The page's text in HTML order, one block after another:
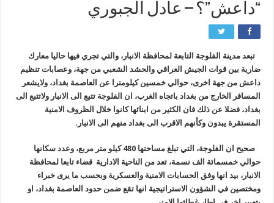
“داعش”؟ – عادل الجبوري
تبعد مدينة الفلوجة التابعة لمحافظة الانبار، والتي تجري فيها حاليا معارك
ضارية بين قوات الجيش العراقي والحشد الشعبي من جهة، وعصابات تنظيم
داعش من جهة اخرى، حوالي خمسين كيلومترا عن العاصمة بغداد، ولايشعر
المسافر الخارج من بغداد باتجاه الغرب، ان الفلوجة تتبع الى الانبار ولاتتبع الى
بغداد، فضلا عن ذلك فان الكثير من ابنائها كانوا خلال الظروف الامنية
المستقرة يبدون وكأنهم الاقرب الى بغداد منهم الى الانبار.
صحيح ان الفلوجة، التي تبلغ مساحتها 480 كيلو متر مربع، وعدد سكانها
حوالي خمسمائة الف نسمة، تعد من الناحية الادارية قضاء تابعا لمحافظة
الانبار، بيد انها وفق الحسابات الامنية والعسكرية وبحسب ما يرى خبراء
ومختصين في الشؤون الاستراتيجية انها تقع ضمن حدود العاصمة بغداد، او